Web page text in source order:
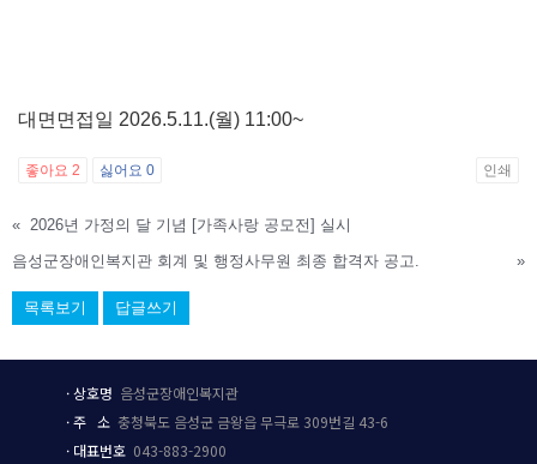
대면면접일 2026.5.11.(월) 11:00~
좋아요 2 싫어요 0 인쇄
« 2026년 가정의 달 기념 [가족사랑 공모전] 실시
음성군장애인복지관 회계 및 행정사무원 최종 합격자 공고.
»
목록보기 답글쓰기
·상호명 음성군장애인복지관
·주 소 충청북도 음성군 금왕읍 무극로 309번길 43-6
· 대표번호 043-883-2900